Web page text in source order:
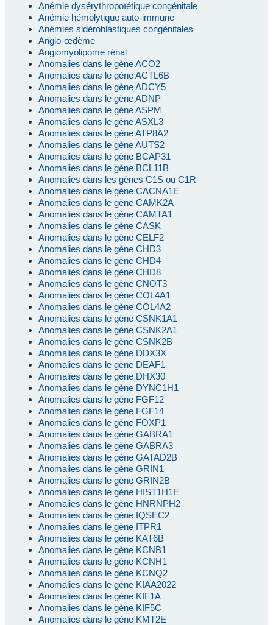
Anémie dysérythropoïétique congénitale
Anémie hémolytique auto-immune
Anémies sidéroblastiques congénitales
Angio-œdème
Angiomyolipome rénal
Anomalies dans le gène ACO2
Anomalies dans le gène ACTL6B
Anomalies dans le gène ADCY5
Anomalies dans le gène ADNP
Anomalies dans le gène ASPM
Anomalies dans le gène ASXL3
Anomalies dans le gène ATP8A2
Anomalies dans le gène AUTS2
Anomalies dans le gène BCAP31
Anomalies dans le gène BCL11B
Anomalies dans les gènes C1S ou C1R
Anomalies dans le gène CACNA1E
Anomalies dans le gène CAMK2A
Anomalies dans le gène CAMTA1
Anomalies dans le gène CASK
Anomalies dans le gène CELF2
Anomalies dans le gène CHD3
Anomalies dans le gène CHD4
Anomalies dans le gène CHD8
Anomalies dans le gène CNOT3
Anomalies dans le gène COL4A1
Anomalies dans le gène COL4A2
Anomalies dans le gène CSNK1A1
Anomalies dans le gène CSNK2A1
Anomalies dans le gène CSNK2B
Anomalies dans le gène DDX3X
Anomalies dans le gène DEAF1
Anomalies dans le gène DHX30
Anomalies dans le gène DYNC1H1
Anomalies dans le gène FGF12
Anomalies dans le gène FGF14
Anomalies dans le gène FOXP1
Anomalies dans le gène GABRA1
Anomalies dans le gène GABRA3
Anomalies dans le gène GATAD2B
Anomalies dans le gène GRIN1
Anomalies dans le gène GRIN2B
Anomalies dans le gène HIST1H1E
Anomalies dans le gène HNRNPH2
Anomalies dans le gène IQSEC2
Anomalies dans le gène ITPR1
Anomalies dans le gène KAT6B
Anomalies dans le gène KCNB1
Anomalies dans le gène KCNH1
Anomalies dans le gène KCNQ2
Anomalies dans le gène KIAA2022
Anomalies dans le gène KIF1A
Anomalies dans le gène KIF5C
Anomalies dans le gène KMT2E